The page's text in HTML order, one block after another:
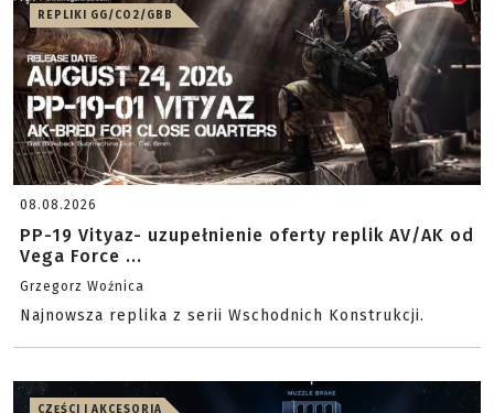
REPLIKI GG/CO2/GBB
08.08.2026
PP-19 Vityaz- uzupełnienie oferty replik AV/AK od
Vega Force ...
Grzegorz Woźnica
Najnowsza replika z serii Wschodnich Konstrukcji.
CZĘŚCI I AKCESORIA